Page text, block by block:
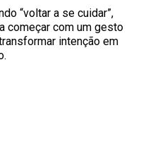
“voltar a se cuidar”,
começar com um gesto
intenção em